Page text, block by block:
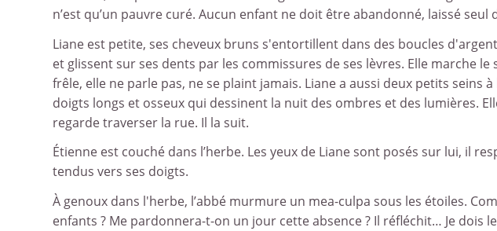
n’est qu’un pauvre curé. Aucun enfant ne doit être abandonné, laissé seul
Liane est petite, ses cheveux bruns s'entortillent dans des boucles
et glissent sur ses dents par les commissures de ses lèvres. Elle marche
frêle, elle ne parle pas, ne se plaint jamais. Liane a aussi deux petits seins
doigts longs et osseux qui dessinent la nuit des ombres et des lumières.
regarde traverser la rue. Il la suit.
Étienne est couché dans l’herbe. Les yeux de Liane sont posés sur lui, il
tendus vers ses doigts.
À genoux dans l'herbe, l’abbé murmure un mea-culpa sous les étoiles.
enfants ? Me pardonnera-t-on un jour cette absence ? Il réfléchit… Je dois